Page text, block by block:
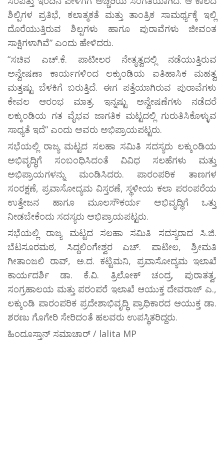
ಶಿಲ್ಪಿಗಳ ಪ್ರತಿಭೆ, ಕಲಾತ್ಮಕತೆ ಮತ್ತು ತಾಂತ್ರಿಕ ಸಾಮರ್ಥ್ಯಕ್ಕೆ ಇಲ್ಲಿ
ದೊರೆಯುತ್ತಿರುವ ಶಿಲ್ಪಗಳು ಹಾಗೂ ಪುರಾವೆಗಳು ಜೀವಂತ
ಸಾಕ್ಷಿಗಳಾಗಿವೆ” ಎಂದು ಹೇಳಿದರು.
“ಸಚಿವ ಎಚ್.ಕೆ. ಪಾಟೀಲರ ನೇತೃತ್ವದಲ್ಲಿ ನಡೆಯುತ್ತಿರುವ
ಅನ್ವೇಷಣಾ ಕಾರ್ಯಗಳಿಂದ ಲಕ್ಕುಂಡಿಯ ಐತಿಹಾಸಿಕ ಮಹತ್ವ
ಮತ್ತಷ್ಟು ಬೆಳಕಿಗೆ ಬರುತ್ತಿದೆ. ಈಗ ಪತ್ತೆಯಾಗಿರುವ ಪುರಾವೆಗಳು
ಕೇವಲ ಆರಂಭ ಮಾತ್ರ. ಇನ್ನಷ್ಟು ಅನ್ವೇಷಣೆಗಳು ನಡೆದರೆ
ಲಕ್ಕುಂಡಿಯ ಗತ ವೈಭವ ಜಾಗತಿಕ ಮಟ್ಟದಲ್ಲಿ ಗುರುತಿಸಿಕೊಳ್ಳುವ
ಸಾಧ್ಯತೆ ಇದೆ” ಎಂದು ಅವರು ಅಭಿಪ್ರಾಯಪಟ್ಟರು.
ಸಭೆಯಲ್ಲಿ ರಾಜ್ಯ ಮಟ್ಟದ ಸಲಹಾ ಸಮಿತಿ ಸದಸ್ಯರು ಲಕ್ಕುಂಡಿಯ
ಅಭಿವೃದ್ಧಿಗೆ ಸಂಬಂಧಿಸಿದಂತೆ ವಿವಿಧ ಸಲಹೆಗಳು ಮತ್ತು
ಅಭಿಪ್ರಾಯಗಳನ್ನು ಮಂಡಿಸಿದರು. ಪಾರಂಪರಿಕ ತಾಣಗಳ
ಸಂರಕ್ಷಣೆ, ಪ್ರವಾಸೋದ್ಯಮ ವಿಸ್ತರಣೆ, ಸ್ಥಳೀಯ ಕಲಾ ಪರಂಪರೆಯ
ಉತ್ತೇಜನ ಹಾಗೂ ಮೂಲಸೌಕರ್ಯ ಅಭಿವೃದ್ಧಿಗೆ ಒತ್ತು
ನೀಡಬೇಕೆಂದು ಸದಸ್ಯರು ಅಭಿಪ್ರಾಯಪಟ್ಟರು.
ಸಭೆಯಲ್ಲಿ ರಾಜ್ಯ ಮಟ್ಟದ ಸಲಹಾ ಸಮಿತಿ ಸದಸ್ಯರಾದ ಸಿ.ಜಿ.
ಬೆಟಸೂರಮಠ, ಸಿದ್ದಲಿಂಗೇಶ್ವರ ಎಚ್. ಪಾಟೀಲ, ಶ್ರೀಮತಿ
ಗೀತಾಂಜಲಿ ರಾವ್, ಅ.ದ. ಕಟ್ಟಿಮನಿ, ಪ್ರವಾಸೋದ್ಯಮ ಇಲಾಖೆ
ಕಾರ್ಯದರ್ಶಿ ಡಾ. ಕೆ.ವಿ. ತ್ರಿಲೋಕ್ ಚಂದ್ರ, ಪುರಾತತ್ವ,
ಸಂಗ್ರಹಾಲಯ ಮತ್ತು ಪರಂಪರೆ ಇಲಾಖೆ ಆಯುಕ್ತ ದೇವರಾಜ್ ಎ.,
ಲಕ್ಕುಂಡಿ ಪಾರಂಪರಿಕ ಪ್ರದೇಶಾಭಿವೃದ್ಧಿ ಪ್ರಾಧಿಕಾರದ ಆಯುಕ್ತ ಡಾ.
ಶರಣು ಗೊಗೇರಿ ಸೇರಿದಂತೆ ಹಲವರು ಉಪಸ್ಥಿತರಿದ್ದರು.
ಹಿಂದೂಸ್ತಾನ್ ಸಮಾಚಾರ್ / lalita MP